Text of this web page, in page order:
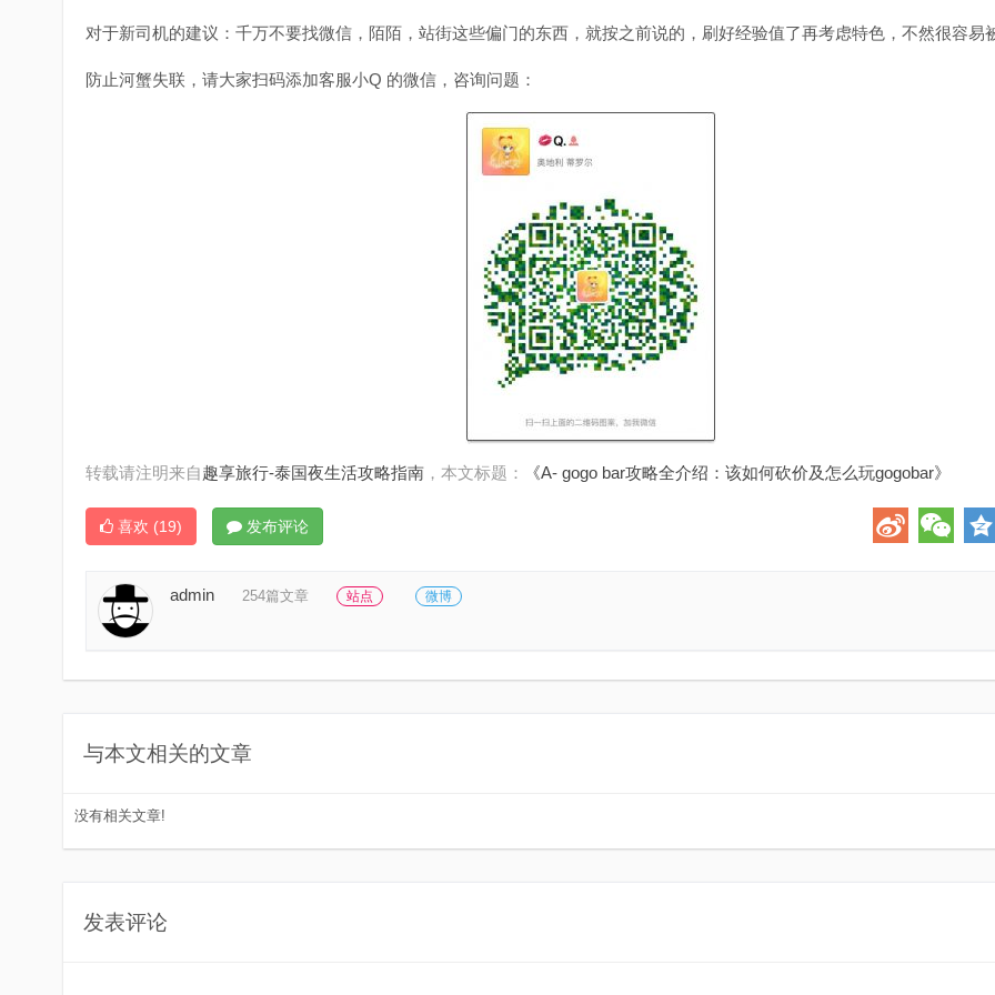
对于新司机的建议：千万不要找微信，陌陌，站街这些偏门的东西，就按之前说的，刷好经验值了再考虑特色，不然很容易
防止河蟹失联，请大家扫码添加客服小Q 的微信，咨询问题：
转载请注明来自趣享旅行-泰国夜生活攻略指南 ，本文标题： 《A- gogo bar攻略全介绍：该如何砍价及怎么玩gogobar》
喜欢 (19) 发布评论
admin 254篇文章 站点 微博
与本文相关的文章
没有相关文章!
发表评论